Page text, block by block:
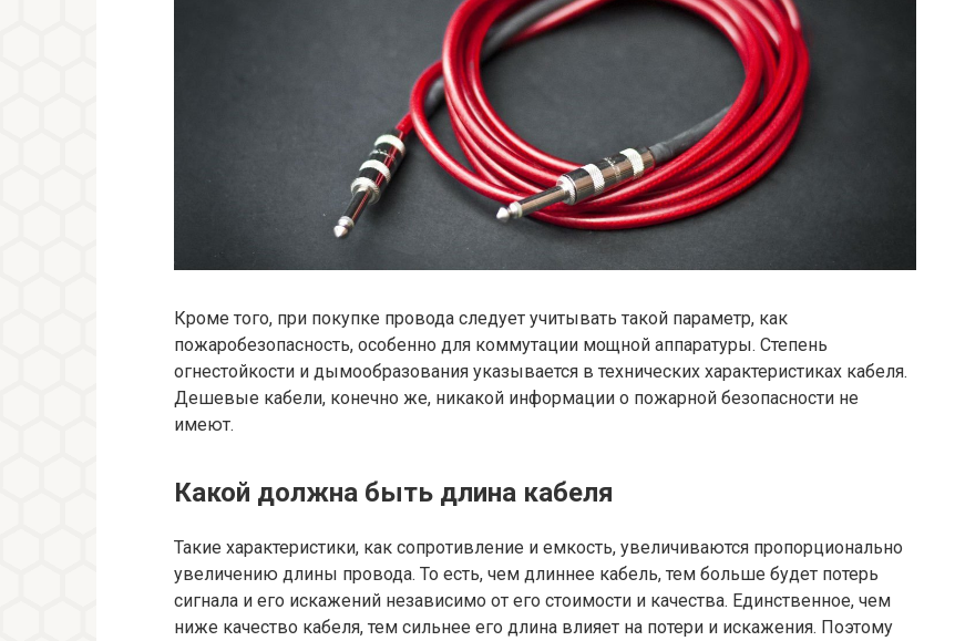
Кроме того, при покупке провода следует учитывать такой параметр, как
пожаробезопасность, особенно для коммутации мощной аппаратуры. Степень
огнестойкости и дымообразования указывается в технических характеристиках кабеля.
Дешевые кабели, конечно же, никакой информации о пожарной безопасности не
имеют.
Какой должна быть длина кабеля
Такие характеристики, как сопротивление и емкость, увеличиваются пропорционально
увеличению длины провода. То есть, чем длиннее кабель, тем больше будет потерь
сигнала и его искажений независимо от его стоимости и качества. Единственное, чем
ниже качество кабеля, тем сильнее его длина влияет на потери и искажения. Поэтому